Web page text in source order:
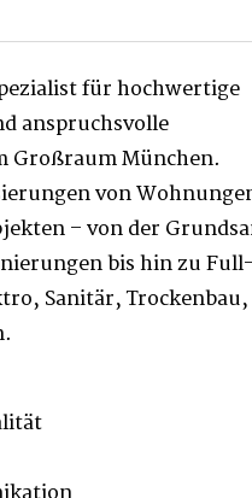
für hochwertige
anspruchsvolle
Großraum München.
von
– von der
bis hin zu
Sanitär, Trockenbau,